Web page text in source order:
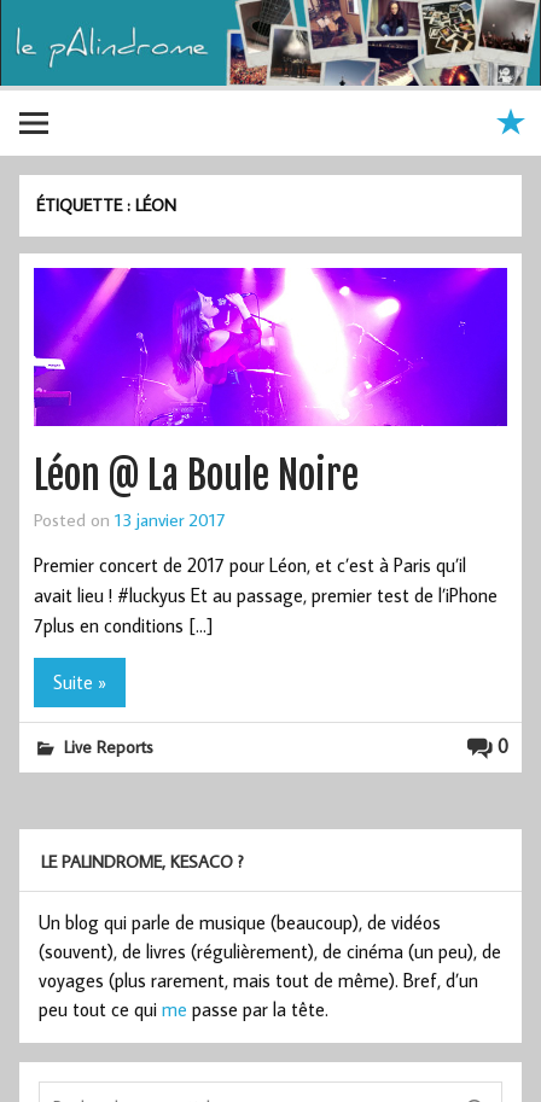
ÉTIQUETTE :LÉON
Léon @ La Boule Noire
Posted on 13 janvier 2017
Premier concert de 2017 pour Léon, et c’est à Paris qu’il
avait lieu ! #luckyus Et au passage, premier test de l’iPhone
7plus en conditions […]
Suite »
0
Live Reports
LE PALINDROME, KESACO ?
Un blog qui parle de musique (beaucoup), de vidéos
(souvent), de livres (régulièrement), de cinéma (un peu), de
voyages (plus rarement, mais tout de même). Bref, d’un
peu tout ce qui me passe par la tête.